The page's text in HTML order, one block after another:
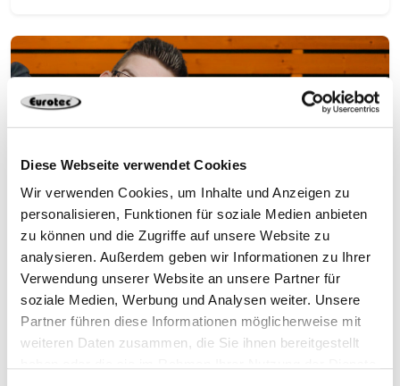
Diese Webseite verwendet Cookies
Wir verwenden Cookies, um Inhalte und Anzeigen zu
personalisieren, Funktionen für soziale Medien anbieten
zu können und die Zugriffe auf unsere Website zu
analysieren. Außerdem geben wir Informationen zu Ihrer
Verwendung unserer Website an unsere Partner für
soziale Medien, Werbung und Analysen weiter. Unsere
Partner führen diese Informationen möglicherweise mit
weiteren Daten zusammen, die Sie ihnen bereitgestellt
Q&A Special – ich beantworte eure Fragen